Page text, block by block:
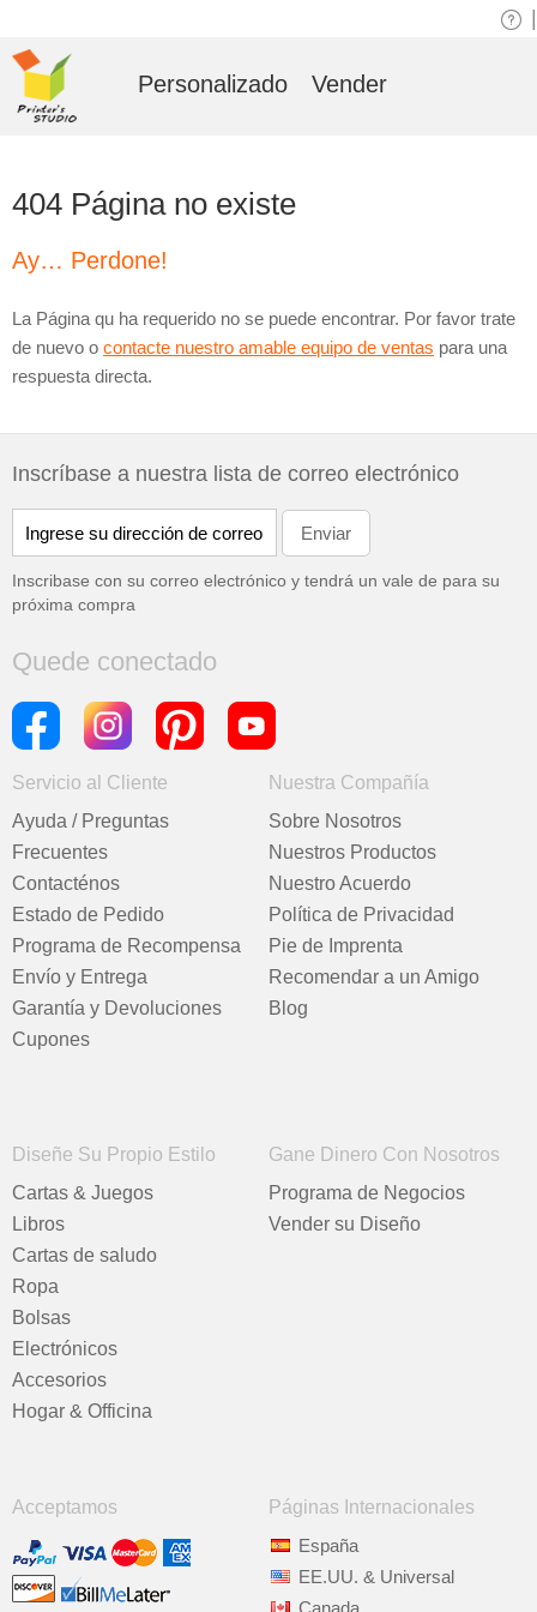
404 Página no existe
Ay… Perdone!
La Página qu ha requerido no se puede encontrar. Por favor trate
de nuevo o contacte nuestro amable equipo de ventas para una
respuesta directa.
Inscríbase a nuestra lista de correo electrónico
Inscribase con su correo electrónico y tendrá un vale de para su
próxima compra
Quede conectado
Servicio al Cliente
Ayuda / Preguntas
Frecuentes
Contacténos
Estado de Pedido
Programa de Recompensa
Envío y Entrega
Garantía y Devoluciones
Cupones
Nuestra Compañía
Sobre Nosotros
Nuestros Productos
Nuestro Acuerdo
Política de Privacidad
Pie de Imprenta
Recomendar a un Amigo
Blog
Diseñe Su Propio Estilo
Cartas & Juegos
Libros
Cartas de saludo
Ropa
Bolsas
Electrónicos
Accesorios
Hogar & Officina
Gane Dinero Con Nosotros
Programa de Negocios
Vender su Diseño
Acceptamos
Páginas Internacionales
España
EE.UU. & Universal
Canada
Personalizado Vender